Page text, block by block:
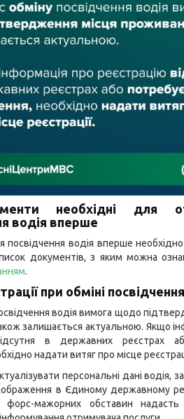
необхідні для
водія вперше
посвідчення водія вперше необхідно
документів, з яким можна
.
при обміні
водія вимога щодо
залишається актуальною. Якщо
в державних реєстрах
надати витяг про місце
персональні дані водія,
в Єдиному державному
форс-мажорних обставин надасть